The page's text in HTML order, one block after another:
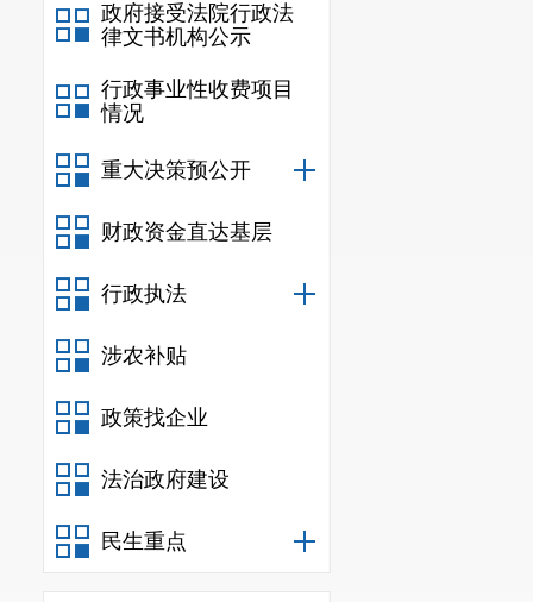
政府接受法院行政法
律文书机构公示
行政事业性收费项目
情况
重大决策预公开
财政资金直达基层
行政执法
涉农补贴
政策找企业
法治政府建设
民生重点